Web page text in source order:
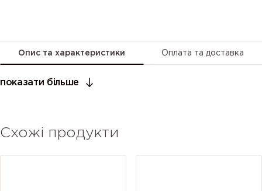
Опис та характеристики Оплата та доставка
показати більше
Схожі продукти